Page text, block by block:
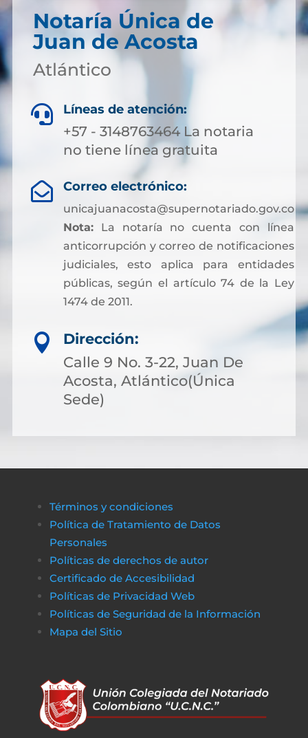
Notaría Única de
Juan de Acosta
Atlántico
 Líneas de atención:
+57 - 3148763464 La notaria
no tiene línea gratuita
 Correo electrónico:
unicajuanacosta@supernotariado.gov.co
Nota:La notaría no cuenta con línea
anticorrupción y correo de notificaciones
judiciales, esto aplica para entidades
públicas, según el artículo 74 de la Ley
1474 de 2011.

Dirección:
Calle 9 No. 3-22, Juan De
Acosta, Atlántico(Única
Sede)
Términos y condiciones
Política de Tratamiento de Datos
Personales
Políticas de derechos de autor
Certificado de Accesibilidad
Políticas de Privacidad Web
Políticas de Seguridad de la Información
Mapa del Sitio